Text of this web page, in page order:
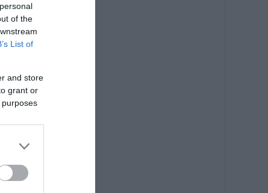
of the
List of
and store
grant or